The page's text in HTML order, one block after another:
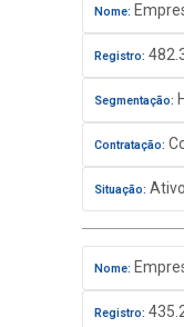
Nome:
Registro:
Segmentação:
Contratação:
Situação: Ativo
Nome:
Registro: